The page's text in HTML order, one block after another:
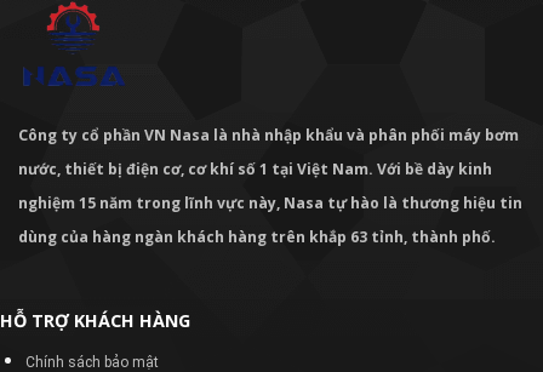
Công ty cổ phần VN Nasa là nhà nhập khẩu và phân phối máy bơm
nước, thiết bị điện cơ, cơ khí số 1 tại Việt Nam. Với bề dày kinh
nghiệm 15 năm trong lĩnh vực này, Nasa tự hào là thương hiệu tin
dùng của hàng ngàn khách hàng trên khắp 63 tỉnh, thành phố.
HỖ TRỢ KHÁCH HÀNG
Chính sách bảo mật